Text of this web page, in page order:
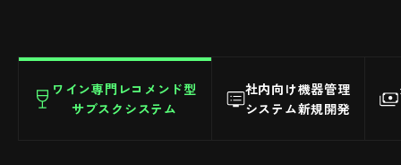
ワイン専門レコメンド型
サブスクシステム
社内向け機器管理
システム新規開発